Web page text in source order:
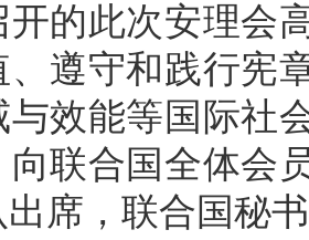
开的此次安理会
、遵守和践行宪
与效能等国际社
向联合国全体会
出席，联合国秘